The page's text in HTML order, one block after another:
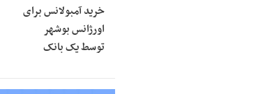
خرید آمبولانس برای
اورژانس بوشهر
توسط یک بانک